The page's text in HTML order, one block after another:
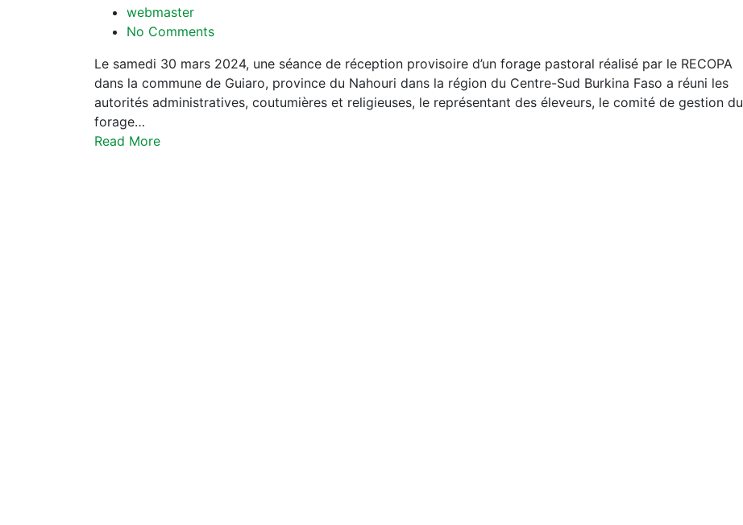
webmaster
No Comments
Le samedi 30 mars 2024, une séance de réception provisoire d’un forage pastoral réalisé par le RECOPA
dans la commune de Guiaro, province du Nahouri dans la région du Centre-Sud Burkina Faso a réuni les
autorités administratives, coutumières et religieuses, le représentant des éleveurs, le comité de gestion du
forage…
Read More